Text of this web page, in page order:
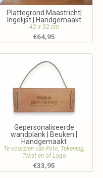
Plattegrond Maastricht|
Ingelijst | Handgemaakt
42 x 32 cm
€64,95
Gepersonaliseerde
wandplank | Beuken |
Handgemaakt
Te voorzien van Foto, Tekening,
Tekst en of Logo
€33,95